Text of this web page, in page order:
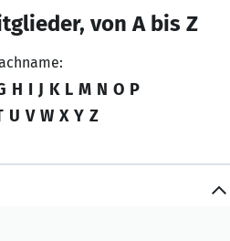
von A bis Z
H I J K L M N O P
U V W X Y Z